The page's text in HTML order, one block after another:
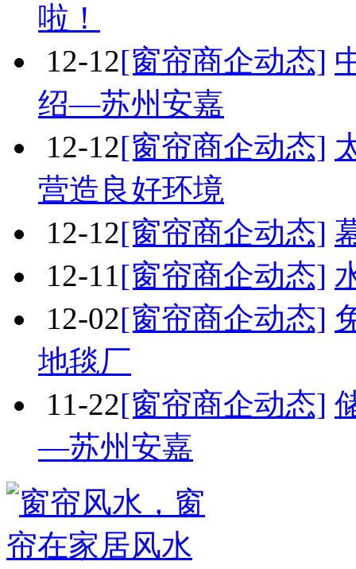
啦！
12-12[窗帘商企动态]
绍—苏州安嘉
12-12[窗帘商企动态]
营造良好环境
12-12[窗帘商企动态]
12-11[窗帘商企动态]
12-02[窗帘商企动态]
地毯厂
11-22[窗帘商企动态]
—苏州安嘉